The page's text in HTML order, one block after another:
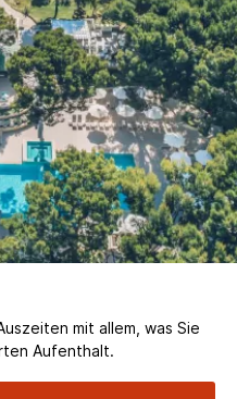
mit allem, was Sie
Aufenthalt.